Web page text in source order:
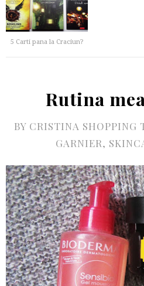
5 Carti pana la Craciun?
Rutina
BY CRISTINA SHOPPING
GARNIER,